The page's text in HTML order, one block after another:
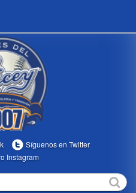
Síguenos en Twitter
Instagram